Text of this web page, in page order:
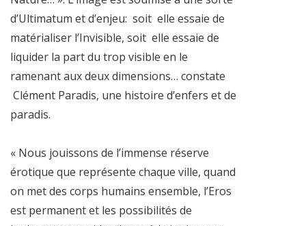
d’Ultimatum et d’enjeu: soit elle essaie de
matérialiser l’Invisible, soit elle essaie de
liquider la part du trop visible en le
ramenant aux deux dimensions… constate
Clément Paradis, une histoire d’enfers et de
paradis.
« Nous jouissons de l’immense réserve
érotique que représente chaque ville, quand
on met des corps humains ensemble, l’Eros
est permanent et les possibilités de